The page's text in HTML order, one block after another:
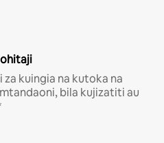
za kuingia na kutoka na
bila kujizatiti au